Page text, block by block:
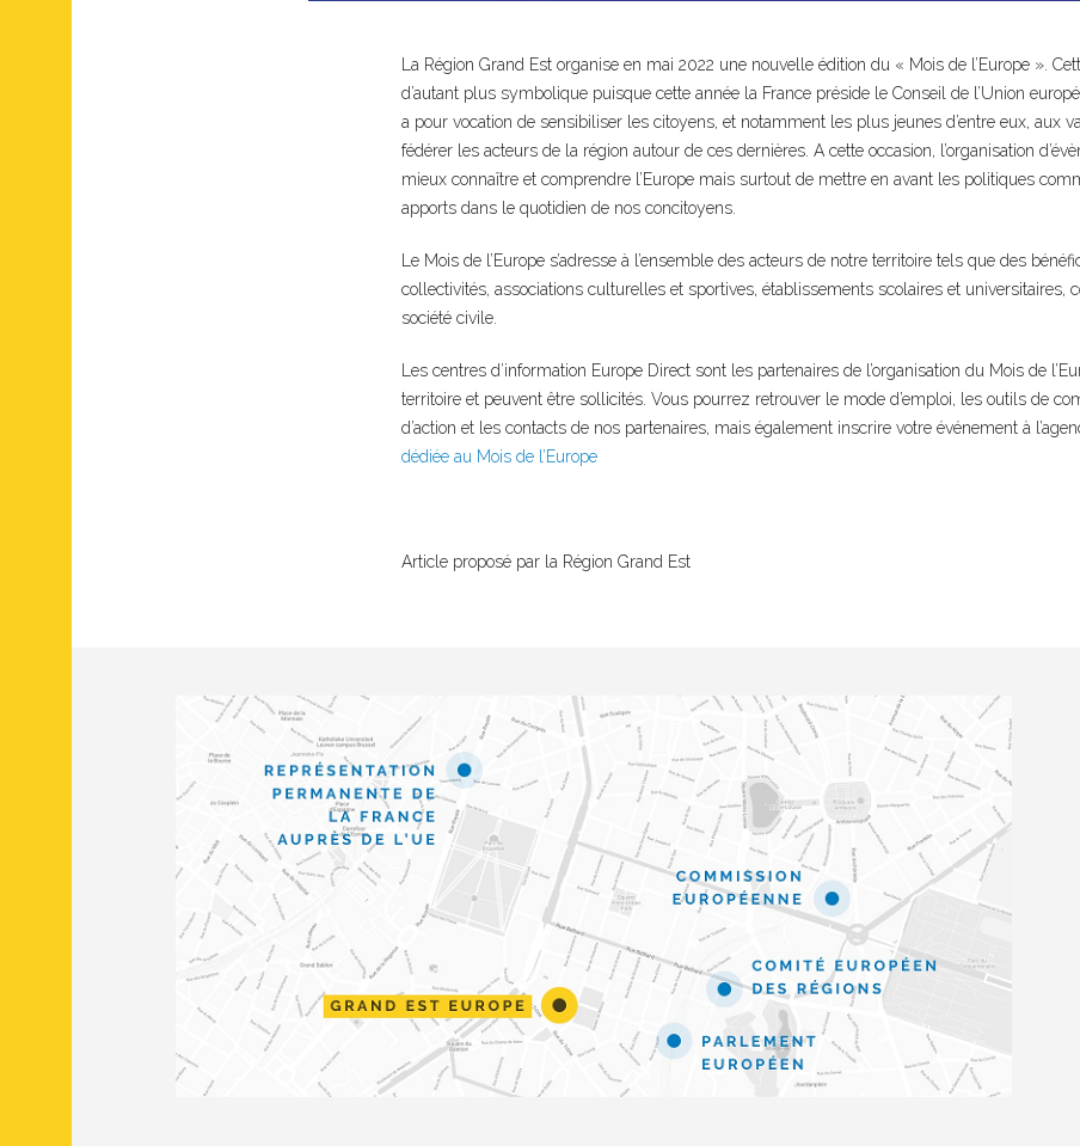
La Région Grand Est organise en mai 2022 une nouvelle édition du « Mois de l’Europe ».
d’autant plus symbolique puisque cette année la France préside le Conseil de l’Union
a pour vocation de sensibiliser les citoyens, et notamment les plus jeunes d’entre eux, aux
fédérer les acteurs de la région autour de ces dernières. A cette occasion, l’organisation
mieux connaître et comprendre l’Europe mais surtout de mettre en avant les politiques
apports dans le quotidien de nos concitoyens.
Le Mois de l’Europe s’adresse à l’ensemble des acteurs de notre territoire tels que des
collectivités, associations culturelles et sportives, établissements scolaires et universitaires,
société civile.
Les centres d’information Europe Direct sont les partenaires de l’organisation du Mois de
territoire et peuvent être sollicités. Vous pourrez retrouver le mode d’emploi, les outils de
d’action et les contacts de nos partenaires, mais également inscrire votre événement à
dédiée au Mois de l’Europe
Article proposé par la Région Grand Est